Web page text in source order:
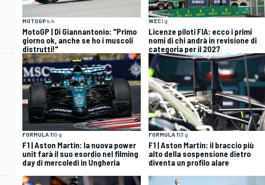
MOTOGP4 h
MotoGP | Di Giannantonio: "Primo
giorno ok, anche se ho i muscoli
distrutti!"
WEC1 g
Licenze piloti FIA: ecco i primi
nomi di chi andrà in revisione di
categoria per il 2027
FORMULA 110 g
F1 | Aston Martin: la nuova power
unit farà il suo esordio nel filming
day di mercoledì in Ungheria
FORMULA 113 g
F1 | Aston Martin: il braccio più
alto della sospensione dietro
diventa un profilo alare